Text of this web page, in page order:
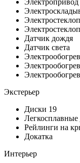
Датчик дождя
Датчик света
Экстерьер
Диски 19
Легкосплавные
Рейлинги на
Докатка
Интерьер